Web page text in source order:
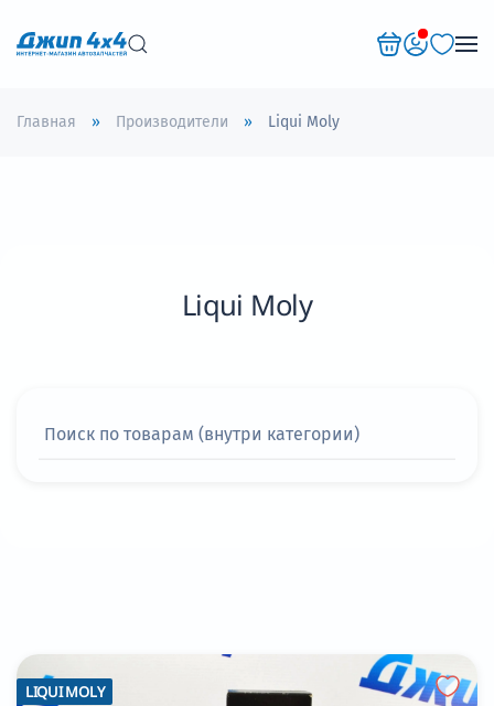
Перейти к содержимому
Главная Производители Liqui Moly
Liqui Moly
LIQUI MOLY